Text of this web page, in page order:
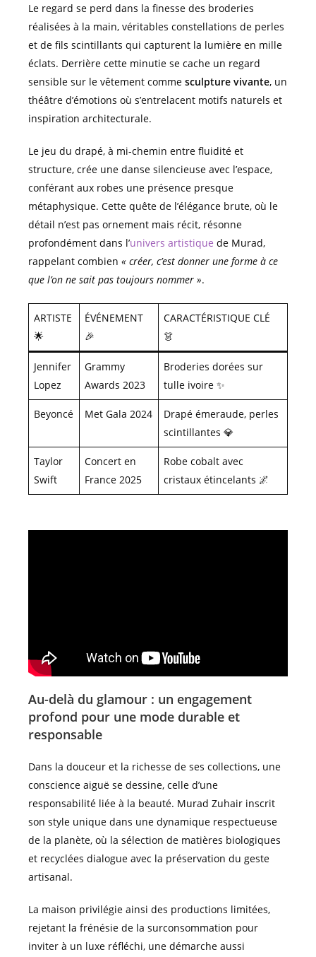
Le regard se perd dans la finesse des broderies
réalisées à la main, véritables constellations de perles
et de fils scintillants qui capturent la lumière en mille
éclats. Derrière cette minutie se cache un regard
sensible sur le vêtement comme sculpture vivante, un
théâtre d’émotions où s’entrelacent motifs naturels et
inspiration architecturale.
Le jeu du drapé, à mi-chemin entre fluidité et
structure, crée une danse silencieuse avec l’espace,
conférant aux robes une présence presque
métaphysique. Cette quête de l’élégance brute, où le
détail n’est pas ornement mais récit, résonne
profondément dans l’univers artistique de Murad,
rappelant combien « créer, c’est donner une forme à ce
que l’on ne sait pas toujours nommer ».
ARTISTE
🌟
ÉVÉNEMENT
🎉
CARACTÉRISTIQUE CLÉ
👗
Jennifer
Lopez
Grammy
Awards 2023
Broderies dorées sur
tulle ivoire ✨
Beyoncé Met Gala 2024
Drapé émeraude, perles
scintillantes 💎
Taylor
Swift
Concert en
France 2025
Robe cobalt avec
cristaux étincelants 🌌
Au-delà du glamour : un engagement
profond pour une mode durable et
responsable
Dans la douceur et la richesse de ses collections, une
conscience aiguë se dessine, celle d’une
responsabilité liée à la beauté. Murad Zuhair inscrit
son style unique dans une dynamique respectueuse
de la planète, où la sélection de matières biologiques
et recyclées dialogue avec la préservation du geste
artisanal.
La maison privilégie ainsi des productions limitées,
rejetant la frénésie de la surconsommation pour
inviter à un luxe réfléchi, une démarche aussi